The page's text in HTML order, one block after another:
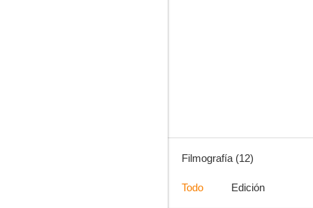
Filmografía (12)
Todo Edición